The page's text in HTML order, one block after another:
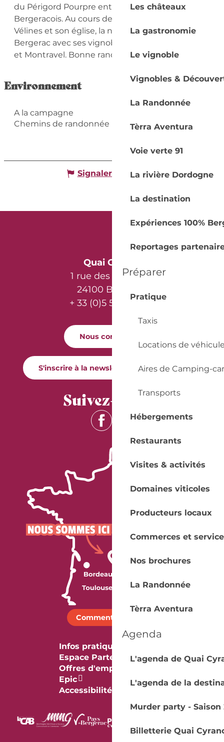
Les châteaux
La gastronomie
Le vignoble
Vignobles &
La Randonnée
Tèrra Aventura
Voie verte 91
La rivière Dordogne
La destination
Expériences 100%
Reportages
Préparer
Pratique
Taxis
Locations de
Aires de Camping-car
Transports
Hébergements
Restaurants
Visites & activités
Domaines viticoles
Producteurs locaux
Commerces et
Nos brochures
La Randonnée
Tèrra Aventura
Agenda
L'agenda de Quai
L'agenda de la
Murder party - Saison
Billetterie Quai
du Périgord Pourpre entre la Gironde et le
Bergeracois. Au cours de ces 8km, découvrez
Vélines et son église, la nature du Pays de
Bergerac avec ses vignobles des AOC Bergerac
et Montravel. Bonne randonnée.
Environnement
A la campagne
Chemins de randonnée
Signaler une erreur
Quai Cyrano
1 rue des Récollets
24100 Bergerac
+ 33 (0)5 53 57 03 11
Nous contacter
S'inscrire à la newsletter Quai Cyrano
Suivez-nous !
Comment venir ?
Infos pratiques
Espace Partenaires
Offres d'emploi & stage
Epic
Accessibilité